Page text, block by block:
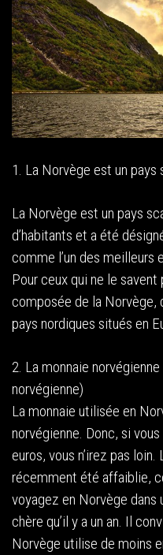
1. La Norvège est un pays
La Norvège est un pays
d’habitants et a été
comme l’un des meilleurs
Pour ceux qui ne le savent
composée de la Norvège,
pays nordiques situés en
2. La monnaie
norvégienne)
La monnaie utilisée en
norvégienne. Donc, si
euros, vous n’irez pas
récemment été affaiblie,
voyagez en Norvège dans
chère qu’il y a un an. Il
Norvège utilise de moins